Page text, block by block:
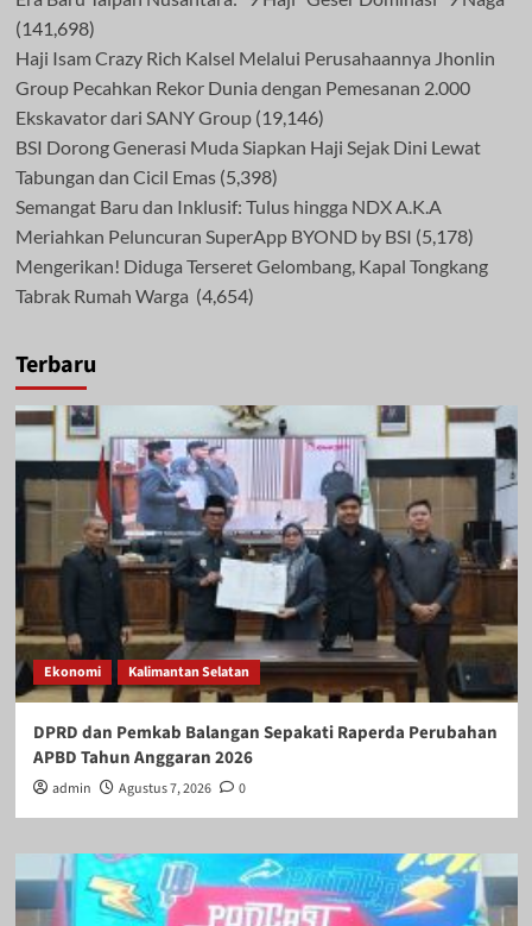
(141,698)
Haji Isam Crazy Rich Kalsel Melalui Perusahaannya Jhonlin
Group Pecahkan Rekor Dunia dengan Pemesanan 2.000
Ekskavator dari SANY Group (19,146)
BSI Dorong Generasi Muda Siapkan Haji Sejak Dini Lewat
Tabungan dan Cicil Emas (5,398)
Semangat Baru dan Inklusif: Tulus hingga NDX A.K.A
Meriahkan Peluncuran SuperApp BYOND by BSI (5,178)
Mengerikan! Diduga Terseret Gelombang, Kapal Tongkang
Tabrak Rumah Warga (4,654)
Terbaru
Ekonomi Kalimantan Selatan
DPRD dan Pemkab Balangan Sepakati Raperda Perubahan
APBD Tahun Anggaran 2026
admin Agustus 7, 2026 0